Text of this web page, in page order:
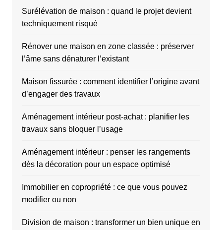
Surélévation de maison : quand le projet devient
techniquement risqué
Rénover une maison en zone classée : préserver
l’âme sans dénaturer l’existant
Maison fissurée : comment identifier l’origine avant
d’engager des travaux
Aménagement intérieur post-achat : planifier les
travaux sans bloquer l’usage
Aménagement intérieur : penser les rangements
dès la décoration pour un espace optimisé
Immobilier en copropriété : ce que vous pouvez
modifier ou non
Division de maison : transformer un bien unique en